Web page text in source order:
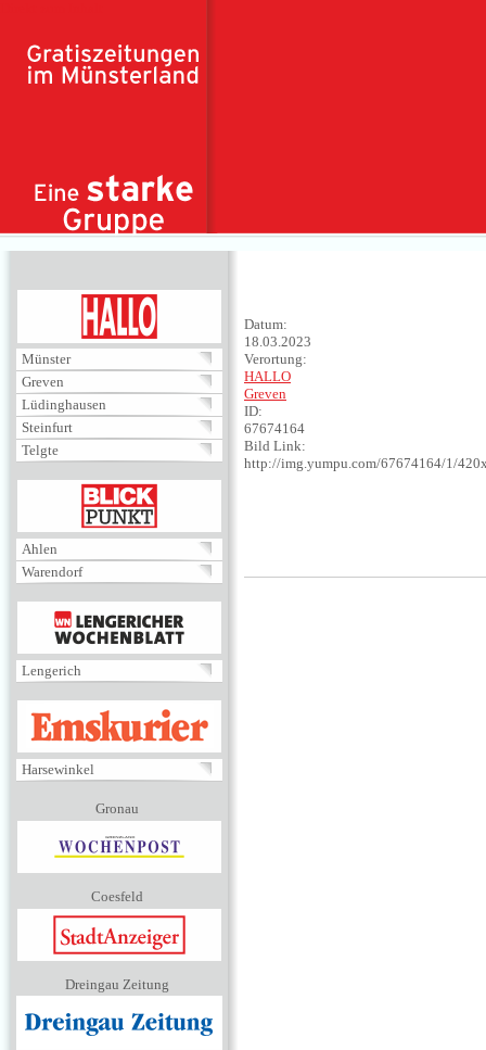
Münster
Greven
Lüdinghausen
Steinfurt
Telgte
BLICKPUNKT
Ahlen
Warendorf
MENÜ
Lengerich
EMSKURIER
Harsewinkel
Gronau
Coesfeld
Dreingau Zeitung
Datum:
18.03.2023
Verortung:
HALLO
Greven
ID:
67674164
Bild Link:
http://img.yumpu.com/67674164/1/